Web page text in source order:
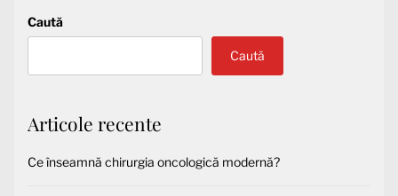
Caută
Caută
Articole recente
Ce înseamnă chirurgia oncologică modernă?